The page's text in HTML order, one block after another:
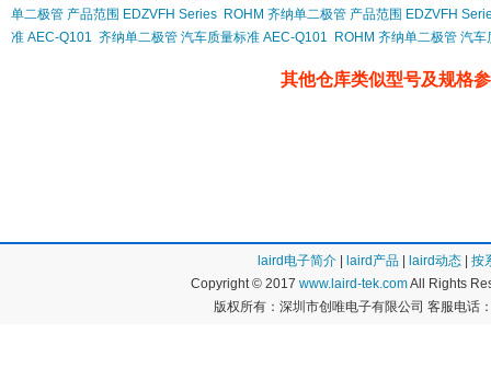
单二极管 产品范围 EDZVFH Series ROHM 齐纳单二极管 产品范围 EDZVFH
准 AEC-Q101 齐纳单二极管 汽车质量标准 AEC-Q101 ROHM 齐纳单二极管 汽
其他仓库类似型号及规格
laird电子简介 laird产品 laird动态
按
Copyright © 2017 www.laird-tek.comAll Rights
版权所有：深圳市创唯电子有限公司 客服电话